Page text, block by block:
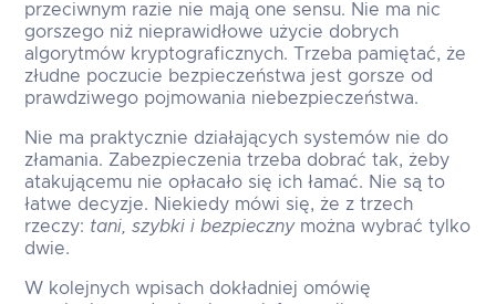
przeciwnym razie nie mają one sensu. Nie ma nic
gorszego niż nieprawidłowe użycie dobrych
algorytmów kryptograficznych. Trzeba pamiętać, że
złudne poczucie bezpieczeństwa jest gorsze od
prawdziwego pojmowania niebezpieczeństwa.
Nie ma praktycznie działających systemów nie do
złamania. Zabezpieczenia trzeba dobrać tak, żeby
atakującemu nie opłacało się ich łamać. Nie są to
łatwe decyzje. Niekiedy mówi się, że z trzech
rzeczy: tani, szybki i bezpiecznymożna wybrać tylko
dwie.
W kolejnych wpisach dokładniej omówię